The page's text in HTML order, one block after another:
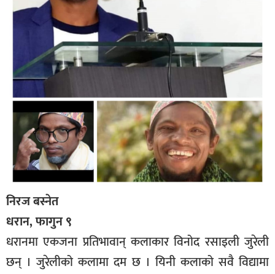
निरज बस्नेत
धरान, फागुन ९
धरानमा एकजना प्रतिभावान् कलाकार विनोद रसाइली जुरेली
छन् । जुरेलीको कलामा दम छ । यिनी कलाको सवै विद्यामा